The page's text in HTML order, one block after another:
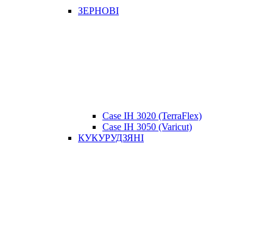
ЗЕРНОВІ
Case IH 3020 (TerraFlex)
Case IH 3050 (Varicut)
КУКУРУДЗЯНІ